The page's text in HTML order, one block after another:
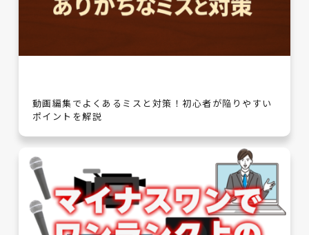
動画編集でよくあるミスと対策！初心者が陥りやすい
ポイントを解説